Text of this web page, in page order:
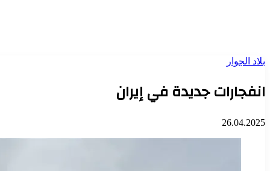
بلاد الجوار
انفجارات جديدة في إيران
26.04.2025